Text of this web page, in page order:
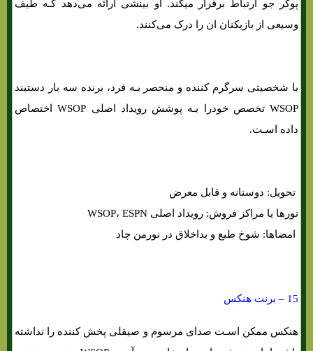
پوکر جو ارتباط برقرار میکند. او بینشی ارائه می‌دهد کـه طیف
وسیعی از بازیکنان ان را درک می‌کنند.
با شخصیتی سرگرم کننده و منحصر بـه فرد، برنده سه بار دستبند
WSOP تخصص خودرا بـه پوشش رویداد اصلی WSOP اختصاص
داده اسـت.
تحویل: دوستانه و قابل معرض
تورها یا مراکز فروش: رویداد اصلی WSOP، ESPN
امضاها: شوخ طبع و بداخلاق در نورمن چاد
15 – برنت هنکس
هنکس ممکن اسـت صدای مرسوم و صیقلی پخش کننده را نداشته